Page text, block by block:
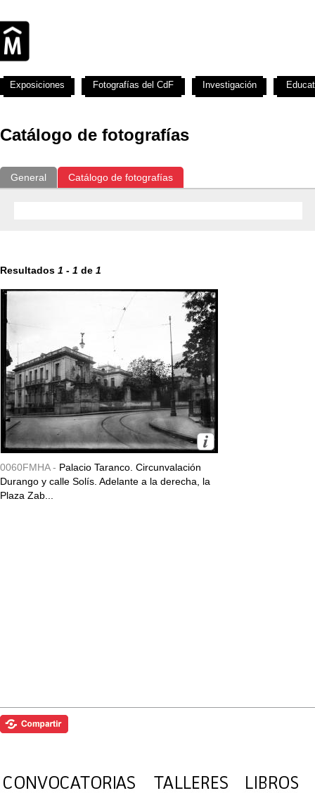
Catálogo de fotografías
General Catálogo de fotografías
Resultados 1 - 1 de 1
0060FMHA - Palacio Taranco. Circunvalación
Durango y calle Solís. Adelante a la derecha, la
Plaza Zab...
Exposiciones Fotografías del CdF Investigación